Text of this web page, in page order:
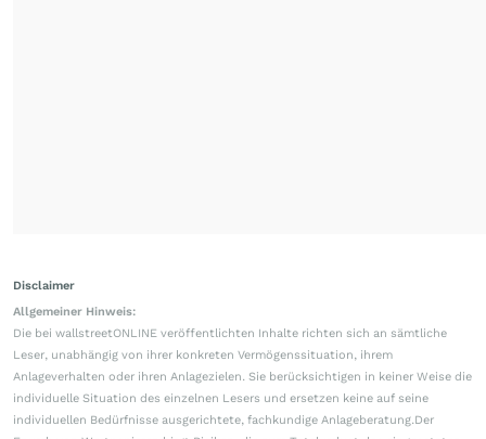
Disclaimer
Allgemeiner Hinweis:
Die bei wallstreetONLINE veröffentlichten Inhalte richten sich an sämtliche
Leser, unabhängig von ihrer konkreten Vermögenssituation, ihrem
Anlageverhalten oder ihren Anlagezielen. Sie berücksichtigen in keiner Weise die
individuelle Situation des einzelnen Lesers und ersetzen keine auf seine
individuellen Bedürfnisse ausgerichtete, fachkundige Anlageberatung.Der